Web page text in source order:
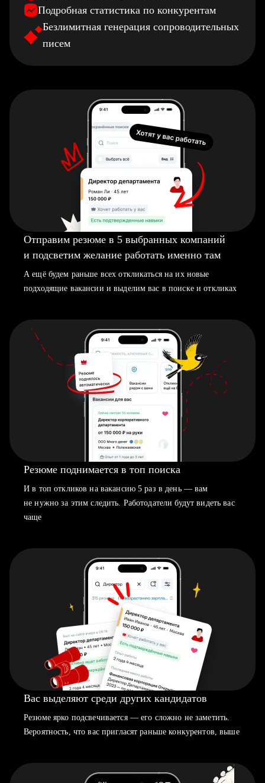
Подробная статистика по конкурентам
Безлимитная генерация сопроводительных
писем
Отправим резюме в 5 выбранных компаний
и подсветим желание работать именно там
А ещё будем раньше всех откликаться на их новые
подходящие вакансии и выделим вас в поиске и откликах
Резюме поднимается в топ поиска
И в топ откликов на вакансию 5 раз в день — вам
не нужно за этим следить. Работодатели будут видеть вас
чаще
Вас выделяют среди других кандидатов
Резюме ярко подсвечивается — его сложно не заметить.
Вероятность, что вас пригласят раньше конкурентов, выше